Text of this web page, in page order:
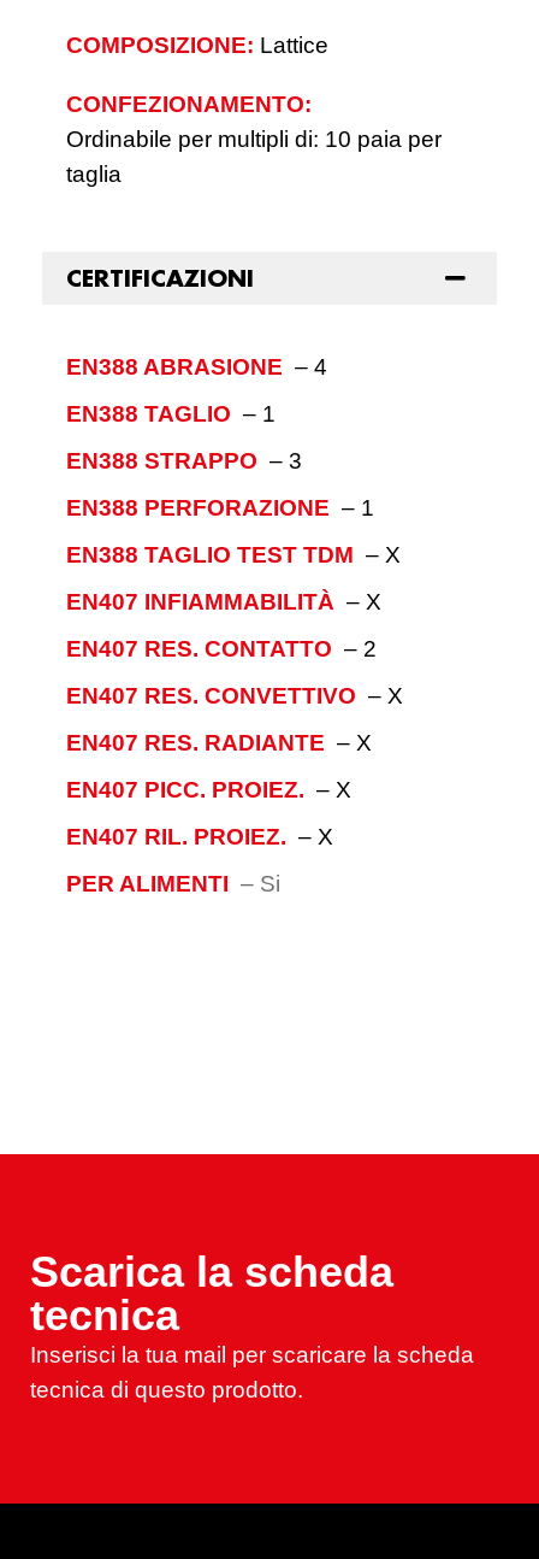
COMPOSIZIONE: Lattice
CONFEZIONAMENTO:
Ordinabile per multipli di: 10 paia per
taglia
CERTIFICAZIONI
EN388 ABRASIONE – 4
EN388 TAGLIO – 1
EN388 STRAPPO – 3
EN388 PERFORAZIONE – 1
EN388 TAGLIO TEST TDM – X
EN407 INFIAMMABILITÀ – X
EN407 RES. CONTATTO – 2
EN407 RES. CONVETTIVO – X
EN407 RES. RADIANTE – X
EN407 PICC. PROIEZ. – X
EN407 RIL. PROIEZ. – X
PER ALIMENTI – Si
Scarica la scheda
tecnica
Inserisci la tua mail per scaricare la scheda
tecnica di questo prodotto.